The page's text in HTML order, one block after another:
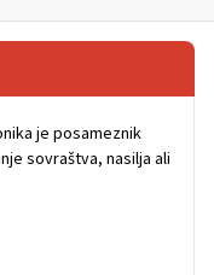
je posameznik
sovraštva, nasilja ali